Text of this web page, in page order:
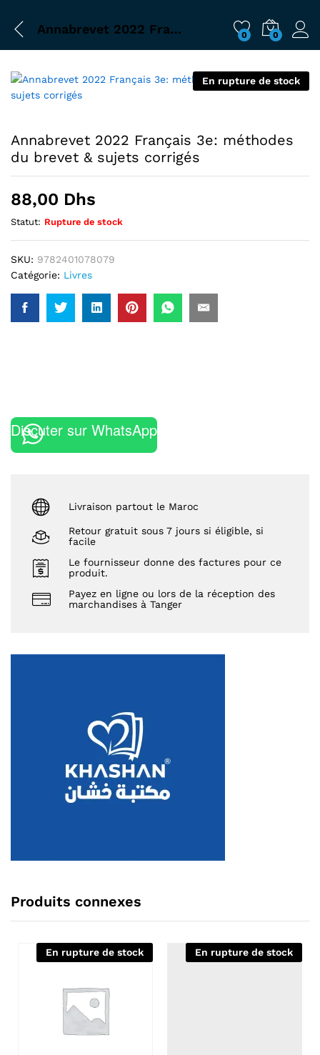
Annabrevet 2022 Français 3e: méthodes du brevet & sujets corrigés 0 0
En rupture de stock
Annabrevet 2022 Français 3e: méthodes
du brevet & sujets corrigés
88,00 Dhs
Statut: Rupture de stock
SKU: 9782401078079
Catégorie: Livres
Discuter sur WhatsApp
Livraison partout le Maroc
Retour gratuit sous 7 jours si éligible, si
facile
Le fournisseur donne des factures pour ce
produit.
Payez en ligne ou lors de la réception des
marchandises à Tanger
Produits connexes
En rupture de stock En rupture de stock